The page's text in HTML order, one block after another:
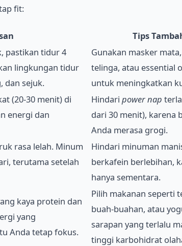
fit:
Tips
pastikan tidur 4
lingkungan tidur
dan sejuk.
Gunakan masker
telinga, atau essential
untuk meningkatkan
(20-30 menit) di
energi dan
Hindari power nap
dari 30 menit), karena
Anda merasa grogi.
rasa lelah. Minum
terutama setelah
Hindari minuman
berkafein berlebihan,
hanya sementara.
kaya protein dan
yang
Anda tetap fokus.
Pilih makanan seperti
buah-buahan, atau
sarapan yang terlalu
tinggi karbohidrat